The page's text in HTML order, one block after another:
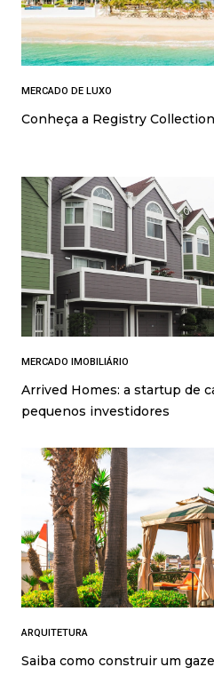
MERCADO DE LUXO
Conheça a Registry
MERCADO IMOBILIÁRIO
Arrived Homes: a startup de
pequenos investidores
ARQUITETURA
Saiba como construir um